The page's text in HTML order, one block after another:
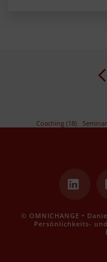
Coaching (18)
© OMNICHANGE •
Persönlichkeits-